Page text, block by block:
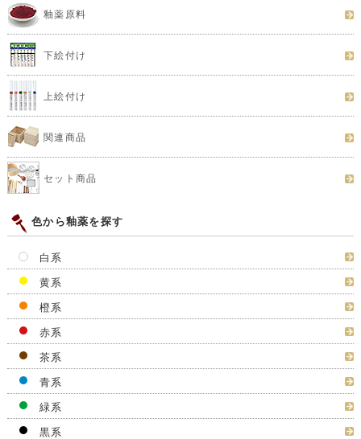
釉薬原料
下絵付け
上絵付け
関連商品
セット商品
色から釉薬を探す
白系
黄系
橙系
赤系
茶系
青系
緑系
黒系